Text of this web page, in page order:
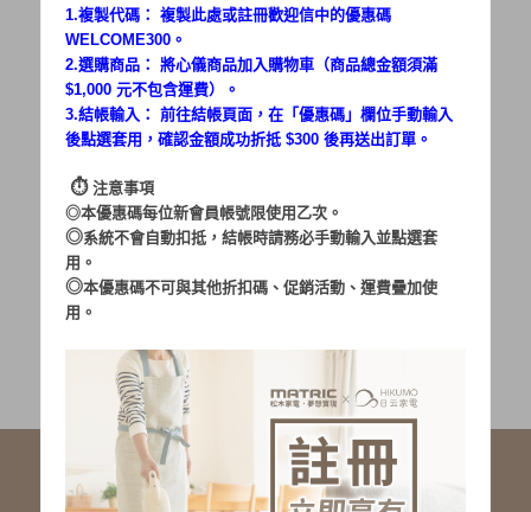
帳號：
密碼：
社群服務連結
1.複製代碼： 複製此處或註冊歡迎信中的優惠碼
WELCOME300。
2.選購商品： 將心儀商品加入購物車（商品總金額須滿
$1,000 元不包含運費）。
3.結帳輸入： 前往結帳頁面，在「優惠碼 」欄位手動輸入
後點選套用，確認金額成功折抵 $300 後再送出訂單。
⏱︎ 注意事項
◎本優惠碼每位新會員帳號限使用乙次。
◎系統不會自動扣抵，結帳時請務必手動輸入並點選套
用。
◎本優惠碼不可與其他折扣碼、促銷活動、運費疊加使
用。